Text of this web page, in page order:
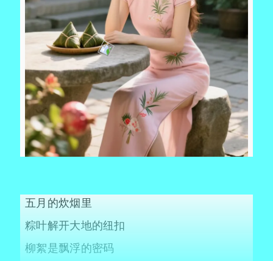
五月的炊烟里
粽叶解开大地的纽扣
柳絮是飘浮的密码